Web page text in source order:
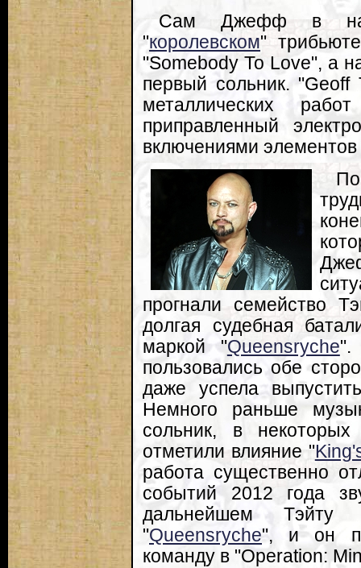
Сам Джефф в
"королевском"
"Somebody To Love", а
первый сольник. "Geoff
металлических
приправленный
включениями элементов
прогнали семейство
долгая судебная
маркой "Queensryche".
пользовались обе
даже успела
Немного раньше
сольник, в некоторых
отметили влияние "
работа существенно
событий 2012 года
дальнейшем
"Queensryche", и он
команду в "Operation: